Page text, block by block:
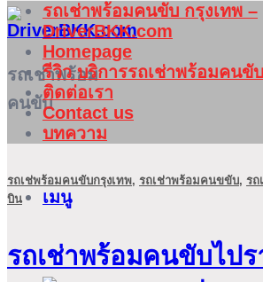
รถเช่าพร้อม
คนขับ
เมนู
รถเช่าพร้อมคนขับ กรุงเทพ –
DriverBKK.com
Homepage
รีวิว บริการรถเช่าพร้อมคนขับ
ติดต่อเรา
Contact us
บทความ
รถเช่พร้อมคนขับกรุงเทพ, รถเช่าพร้อมคนขขับ, รถ
บิน
รถเช่าพร้อมคนขับไป